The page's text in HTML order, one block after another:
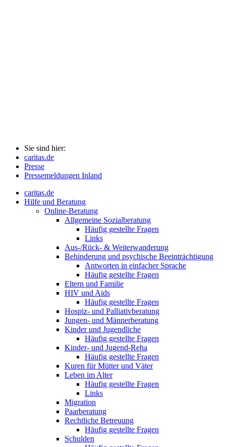
Sie sind hier:
caritas.de
Presse
Pressemeldungen Inland
caritas.de
Hilfe und Beratung
Online-Beratung
Allgemeine Sozialberatung
Häufig gestellte Fragen
Links
Aus-/Rück- & Weiterwanderung
Behinderung und psychische Beeinträchtigung
Antworten in einfacher Sprache
Häufig gestellte Fragen
Eltern und Familie
HIV und Aids
Häufig gestellte Fragen
Hospiz- und Palliativberatung
Jungen- und Männerberatung
Kinder und Jugendliche
Häufig gestellte Fragen
Kinder- und Jugend-Reha
Häufig gestellte Fragen
Kuren für Mütter und Väter
Leben im Alter
Häufig gestellte Fragen
Links
Migration
Paarberatung
Rechtliche Betreuung
Häufig gestellte Fragen
Schulden